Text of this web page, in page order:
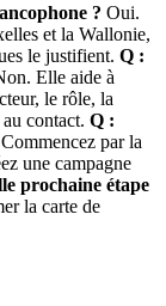
? Oui.
et la Wallonie,
le justifient. Q :
Elle aide à
le rôle, la
contact. Q :
par la
une campagne
prochaine étape
la carte de